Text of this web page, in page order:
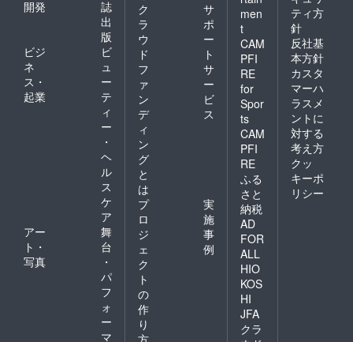
開発
誌
出
版
ビジ
ネ
ス・
起業
ビ
ュ
ー
テ
ィ
ー
・
ヘ
ル
ス
ケ
ア
アー
ト・
写真
舞
台
・
パ
フ
ォ
ー
マ
ク
ラ
ウ
ド
フ
ァ
ン
デ
ィ
ン
グ
と
は
サ
ポ
ー
ト
サ
ー
ビ
ス
プ
ロ
ジ
ェ
ク
ト
の
作
り
実
施
事
例
men
t
CAM
PFI
RE
for
Spor
ts
CAM
PFI
RE
ふる
さと
納税
AD
FOR
ALL
HIO
KOS
HI
JFA
クラ
ティ方
針
反社基
本方針
カスタ
マーハ
ラスメ
ントに
対する
考え方
クッ
キーポ
リシー